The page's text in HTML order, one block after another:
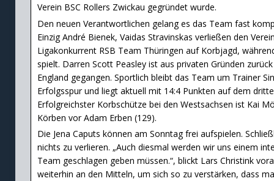
Verein BSC Rollers Zwickau gegründet wurde.
Den neuen Verantwortlichen gelang es das Team fast
Einzig André Bienek, Vaidas Stravinskas verließen den
Ligakonkurrent RSB Team Thüringen auf Korbjagd,
spielt. Darren Scott Peasley ist aus privaten Gründen
England gegangen. Sportlich bleibt das Team um Trainer
Erfolgsspur und liegt aktuell mit 14:4 Punkten auf dem
Erfolgreichster Korbschütze bei den Westsachsen ist Kai
Körben vor Adam Erben (129).
Die Jena Caputs können am Sonntag frei aufspielen.
nichts zu verlieren. „Auch diesmal werden wir uns einem
Team geschlagen geben müssen.“, blickt Lars Christink
weiterhin an den Mitteln, um sich so zu verstärken, dass